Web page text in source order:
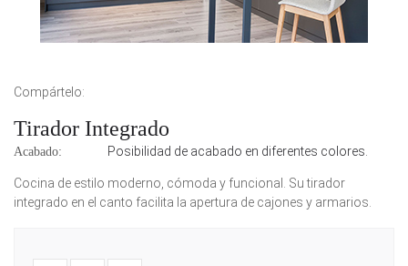
Compártelo:
Tirador Integrado
Acabado: Posibilidad de acabado en diferentes colores.
Cocina de estilo moderno, cómoda y funcional. Su tirador
integrado en el canto facilita la apertura de cajones y armarios.